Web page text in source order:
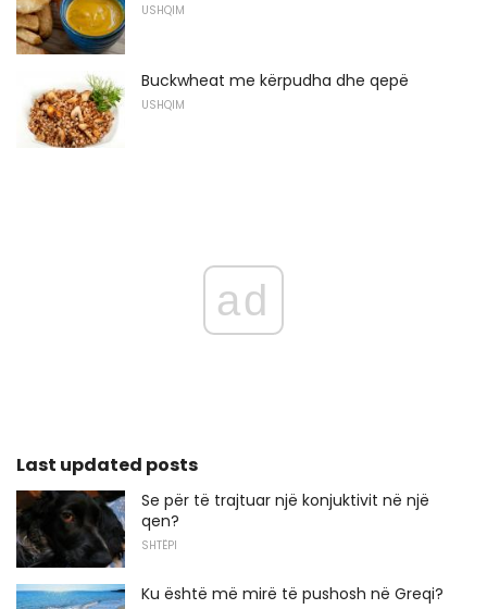
USHQIM
Buckwheat me kërpudha dhe qepë
USHQIM
ad
Last updated posts
Se për të trajtuar një konjuktivit në një
qen?
SHTËPI
Ku është më mirë të pushosh në Greqi?